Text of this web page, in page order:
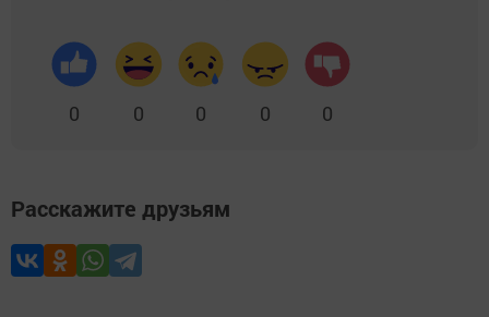
0 0 0 0 0
Расскажите друзьям